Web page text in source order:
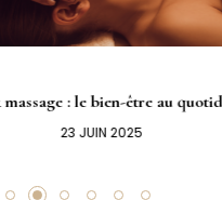
: le bien-être au quotidien
23 JUIN 2025